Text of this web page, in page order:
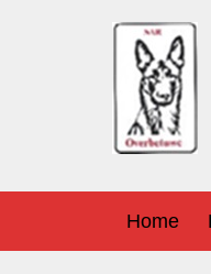
Home